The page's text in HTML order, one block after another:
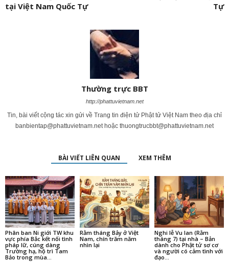
tại Việt Nam Quốc Tự
Tự
Thường trực BBT
http://phattuvietnam.net
Tin, bài viết cộng tác xin gửi về Trang tin điện tử Phật tử Việt Nam theo địa chỉ
banbientap@phattuvietnam.net hoặc thuongtrucbbt@phattuvietnam.net
BÀI VIẾT LIÊN QUAN XEM THÊM
Phân ban Ni giới TW khu
vực phía Bắc kết nối tình
pháp lữ, cúng dàng
Trường hạ, hộ trì Tam
Bảo trong mùa...
Rằm tháng Bảy ở Việt
Nam, chín trăm năm
nhìn lại
Nghi lễ Vu lan (Rằm
tháng 7) tại nhà – Bản
dành cho Phật tử sơ cơ
và người có cảm tình với
đạo...